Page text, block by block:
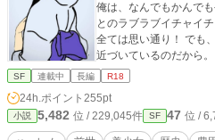
俺は、なんでもかんで
とのラブラブイチャイ
全ては思い通り！ でも、忘れてはいけない。 その日は確実に
近づいているのだから。 ※こちらはＲ１８作品になります。
１８歳未満の方は「小
ください。 大分歴史
読まれないことをお勧
れのある方はご遠慮く
SF 連載中 長編 R18
24h.ポイント 255pt
小説 5,482 位 / 229,045件 SF 47 位 /